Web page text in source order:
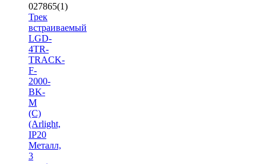
027865(1)
Трек
встраиваемый
LGD-
4TR-
TRACK-
F-
2000-
BK-
M
(C)
(Arlight,
IP20
Металл,
3